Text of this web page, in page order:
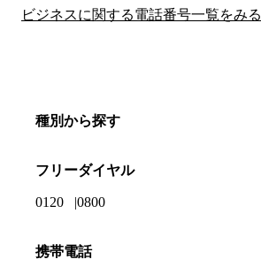
ビジネスに関する電話番号一覧をみる
種別から探す
フリーダイヤル
0120 0800
携帯電話